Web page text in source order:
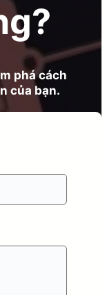
phá cách
của bạn.